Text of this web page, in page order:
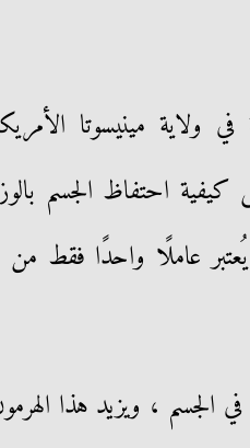
ولاية مينيسوتا
احتفاظ الجسم
يُعتبر عاملًا واحدًا فقط
الجسم ، ويزيد هذا